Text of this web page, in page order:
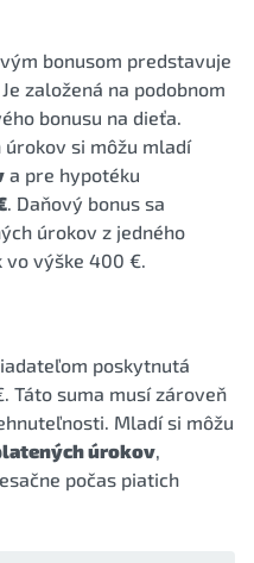
bonusom predstavuje
založená na podobnom
bonusu na dieťa.
úrokov si môžu mladí
a pre hypotéku
. Daňový bonus sa
úrokov z jedného
vo výške 400 €.
poskytnutá
Táto suma musí zároveň
Mladí si môžu
úrokov,
počas piatich